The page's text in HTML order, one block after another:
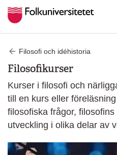
Filosofi och idéhistoria
Filosofikurser
Kurser i filosofi och
till en kurs eller
filosofiska frågor,
utveckling i olika delar av